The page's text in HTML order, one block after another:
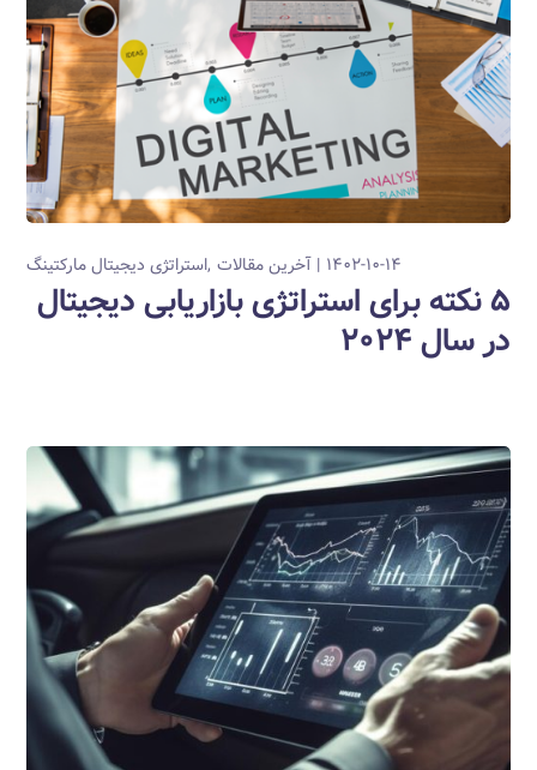
۱۴۰۲-۱۰-۱۴ آخرین مقالات استراتژی دیجیتال مارکتینگ
۵ نکته برای استراتژی بازاریابی دیجیتال
در سال ۲۰۲۴